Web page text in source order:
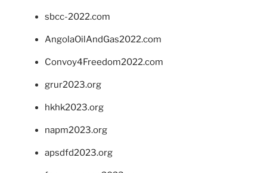
sbcc-2022.com
AngolaOilAndGas2022.com
Convoy4Freedom2022.com
grur2023.org
hkhk2023.org
napm2023.org
apsdfd2023.org